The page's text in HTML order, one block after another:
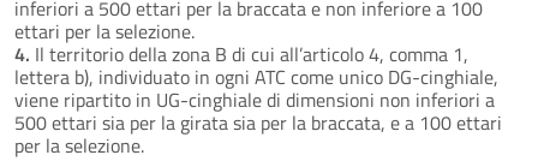
inferiori a 500 ettari per la braccata e non inferiore a 100
ettari per la selezione.
4. Il territorio della zona B di cui all’articolo 4, comma 1,
lettera b), individuato in ogni ATC come unico DG-cinghiale,
viene ripartito in UG-cinghiale di dimensioni non inferiori a
500 ettari sia per la girata sia per la braccata, e a 100 ettari
per la selezione.